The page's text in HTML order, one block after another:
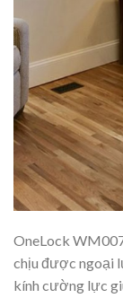
OneLock
chịu được ngoại
kính cường lực